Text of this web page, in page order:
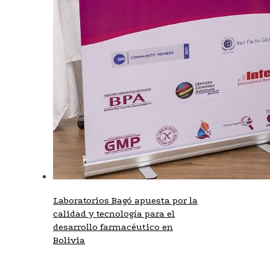
Laboratorios Bagó apuesta por la
calidad y tecnología para el
desarrollo farmacéutico en
Bolivia